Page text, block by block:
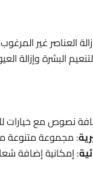
العناصر غير
البشرة وإزالة
نصوص مع خيارات
: مجموعة متنوعة
: إمكانية إضافة